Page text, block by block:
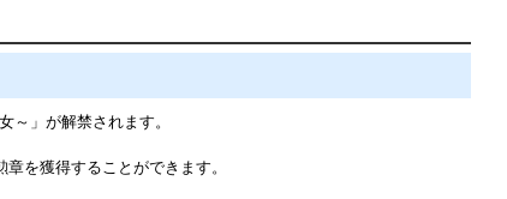
～」が解禁されます。
を獲得することができます。